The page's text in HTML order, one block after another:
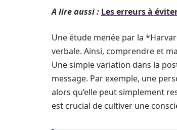
A lire aussi : Les erreurs à
Une étude menée par la
verbale. Ainsi, comprendre et
Une simple variation dans la
message. Par exemple, une
alors qu’elle peut simplement
est crucial de cultiver une